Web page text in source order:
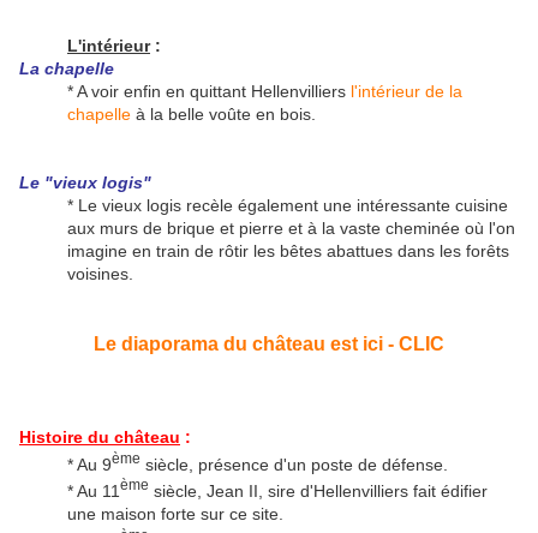
L'intérieur:
La chapelle
* A voir enfin en quittant Hellenvilliers l'intérieur de la
chapelle à la belle voûte en bois.
Le "vieux logis"
* Le vieux logis recèle également une intéressante cuisine
aux murs de brique et pierre et à la vaste cheminée où l'on
imagine en train de rôtir les bêtes abattues dans les forêts
voisines.
Le diaporama du château est ici - CLIC
Histoire du château :
* Au 9ème siècle, présence d'un poste de défense.
* Au 11 ème siècle, Jean II, sire d'Hellenvilliers fait édifier
une maison forte sur ce site.